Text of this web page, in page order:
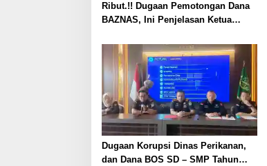
Ribut.!! Dugaan Pemotongan Dana
BAZNAS, Ini Penjelasan Ketua
Dugaan Korupsi Dinas Perikanan,
dan Dana BOS SD – SMP Tahun